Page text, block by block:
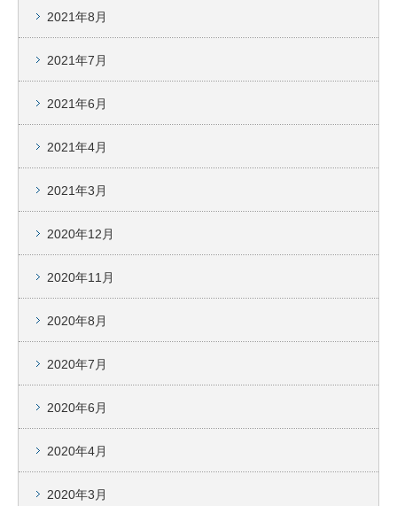
2021年8月
2021年7月
2021年6月
2021年4月
2021年3月
2020年12月
2020年11月
2020年8月
2020年7月
2020年6月
2020年4月
2020年3月